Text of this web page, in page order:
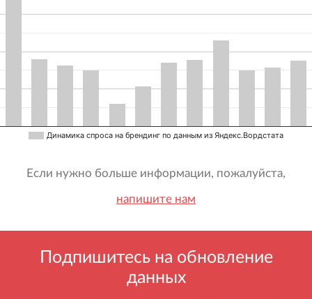
Динамика спроса на брендинг по данным из Яндекс.Вордстата
Если нужно больше информации, пожалуйста,
напишите нам
Подпишитесь на обновление
данных